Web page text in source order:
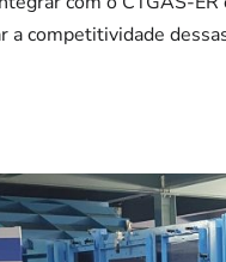
a competitividade